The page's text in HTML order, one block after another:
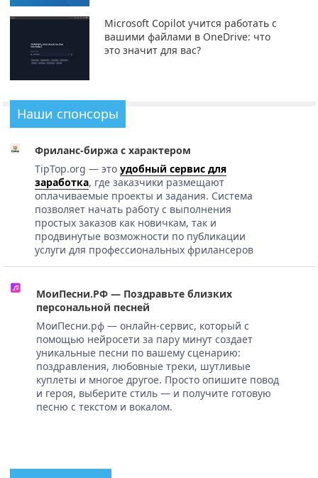
Microsoft Copilot учится работать с
вашими файлами в OneDrive: что
это значит для вас?
Наши спонсоры
Фриланс-биржа с характером
TipTop.org — это удобный сервис для
заработка, где заказчики размещают
оплачиваемые проекты и задания. Система
позволяет начать работу с выполнения
простых заказов как новичкам, так и
продвинутые возможности по публикации
услуги для профессиональных фрилансеров
МоиПесни.РФ — Поздравьте близких
персональной песней
МоиПесни.рф — онлайн-сервис, который с
помощью нейросети за пару минут создает
уникальные песни по вашему сценарию:
поздравления, любовные треки, шутливые
куплеты и многое другое. Просто опишите повод
и героя, выберите стиль — и получите готовую
песню с текстом и вокалом.